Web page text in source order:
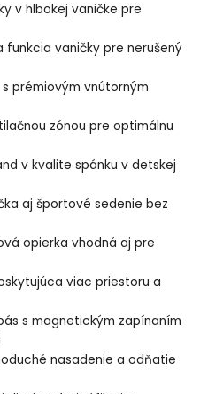
v hlbokej vaničke pre
vaničky pre nerušený
s prémiovým vnútorným
zónou pre optimálnu
v kvalite spánku v detskej
aj športové sedenie bez
opierka vhodná aj pre
viac priestoru a
s magnetickým zapínaním
nasadenie a odňatie